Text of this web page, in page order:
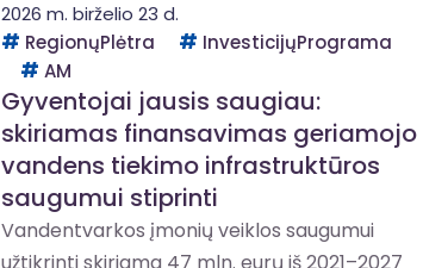
2026 m. birželio 23 d.
RegionųPlėtra
InvesticijųPrograma
AM
Gyventojai jausis saugiau:
skiriamas finansavimas geriamojo
vandens tiekimo infrastruktūros
saugumui stiprinti
Vandentvarkos įmonių veiklos saugumui